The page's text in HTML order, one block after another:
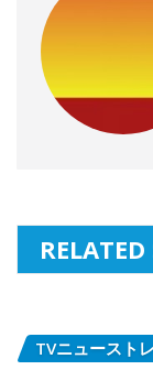
TVニュースト